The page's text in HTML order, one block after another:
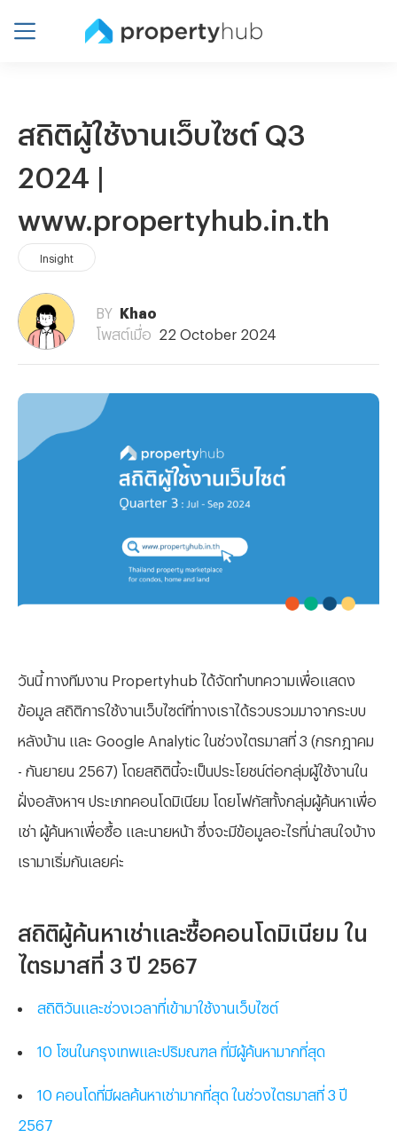
สถิติผู้ใช้งานเว็บไซต์ Q3
2024 |
www.propertyhub.in.th
Insight
BY
Khao
โพสต์เมื่อ
22 October 2024
วันนี้ ทางทีมงาน Propertyhub ได้จัดทำบทความเพื่อแสดง
ข้อมูล สถิติการใช้งานเว็บไซต์ที่ทางเราได้รวบรวมมาจากระบบ
หลังบ้าน และ Google Analytic ในช่วงไตรมาสที่ 3 (กรกฎาคม
- กันยายน 2567) โดยสถิตินี้จะเป็นประโยชน์ต่อกลุ่มผู้ใช้งานใน
ฝั่งอสังหาฯ ประเภทคอนโดมิเนียม โดยโฟกัสทั้งกลุ่มผู้ค้นหาเพื่อ
เช่า ผู้ค้นหาเพื่อซื้อ และนายหน้า ซึ่งจะมีข้อมูลอะไรที่น่าสนใจบ้าง
เรามาเริ่มกันเลยค่ะ
สถิติผู้ค้นหาเช่าและซื้อคอนโดมิเนียม ใน
ไตรมาสที่ 3 ปี 2567
สถิติวันและช่วงเวลาที่เข้ามาใช้งานเว็บไซต์
10 โซนในกรุงเทพและปริมณฑล ที่มีผู้ค้นหามากที่สุด
10 คอนโดที่มีผลค้นหาเช่ามากที่สุด ในช่วงไตรมาสที่ 3 ปี
2567